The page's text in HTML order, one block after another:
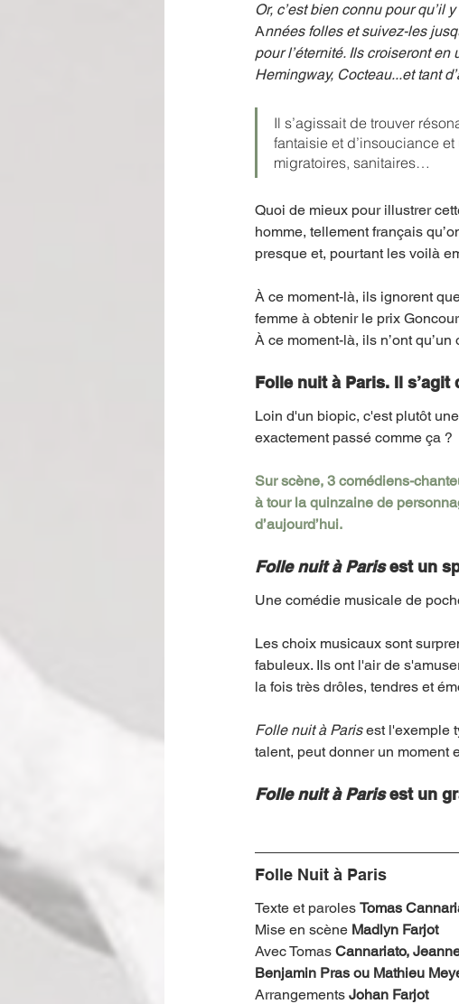
Offre spéciale Annuaire Théâtre -
Or, c’est bien connu pour qu’il
Années folles et suivez-les
pour l’éternité. Ils croiseront
Hemingway, Cocteau...et tant
Il s’agissait de trouver
fantaisie et d’insouciance
migratoires, sanitaires…
Quoi de mieux pour illustrer
homme, tellement français
presque et, pourtant les voilà
À ce moment-là, ils ignorent
femme à obtenir le prix
À ce moment-là, ils n’ont
Folle nuit à Paris. Il s’agit
Loin d'un biopic, c'est plutôt
exactement passé comme ça ?
Sur scène, 3 comédiens-
à tour la quinzaine de
d’aujourd’hui.
Folle nuit à Paris est un
Une comédie musicale de
Les choix musicaux sont
fabuleux. Ils ont l'air de
la fois très drôles, tendres et
Folle nuit à Paris est l'exemple
talent, peut donner un moment
Folle nuit à Paris est un
Folle Nuit à Paris
Texte et paroles Tomas
Mise en scène Madlyn Farjot
Avec Tomas Cannariato,
Benjamin Pras ou Mathieu
Arrangements Johan Farjot